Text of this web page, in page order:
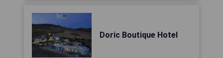
Doric Boutique Hotel